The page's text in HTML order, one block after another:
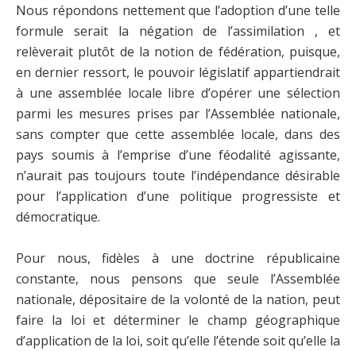
Nous répondons nettement que l’adoption d’une telle
formule serait la négation de l’assimilation , et
relèverait plutôt de la notion de fédération, puisque,
en dernier ressort, le pouvoir législatif appartiendrait
à une assemblée locale libre d’opérer une sélection
parmi les mesures prises par l’Assemblée nationale,
sans compter que cette assemblée locale, dans des
pays soumis à l’emprise d’une féodalité agissante,
n’aurait pas toujours toute l’indépendance désirable
pour l’application d’une politique progressiste et
démocratique.
Pour nous, fidèles à une doctrine républicaine
constante, nous pensons que seule l’Assemblée
nationale, dépositaire de la volonté de la nation, peut
faire la loi et déterminer le champ géographique
d’application de la loi, soit qu’elle l’étende soit qu’elle la